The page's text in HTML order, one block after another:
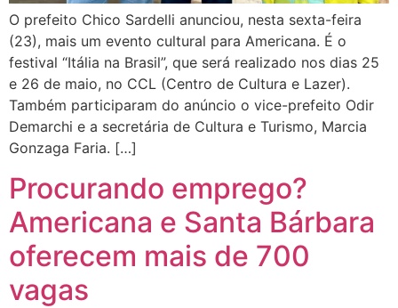
O prefeito Chico Sardelli anunciou, nesta sexta-feira
(23), mais um evento cultural para Americana. É o
festival “Itália na Brasil”, que será realizado nos dias 25
e 26 de maio, no CCL (Centro de Cultura e Lazer).
Também participaram do anúncio o vice-prefeito Odir
Demarchi e a secretária de Cultura e Turismo, Marcia
Gonzaga Faria. […]
Procurando emprego?
Americana e Santa Bárbara
oferecem mais de 700
vagas